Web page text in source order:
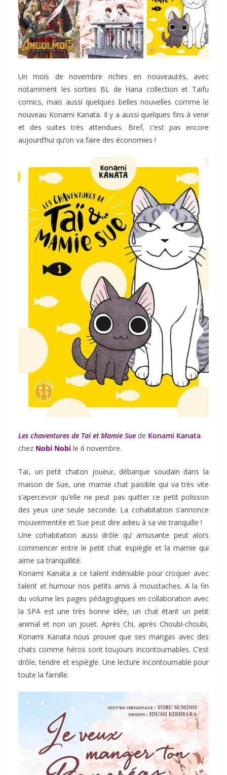
Un mois de novembre riches en nouveautés, avec
notamment les sorties BL de Hana collection et Taifu
comics, mais aussi quelques belles nouvelles comme le
nouveau Konami Kanata. Il y a aussi quelques fins à venir
et des suites très attendues. Bref, c’est pas encore
aujourd’hui qu’on va faire des économies !
Les chaventures de Taï et Mamie Sue de Konami Kanata
chez Nobi Nobi le 6 novembre.
Taï, un petit chaton joueur, débarque soudain dans la
maison de Sue, une mamie chat paisible qui va très vite
s’apercevoir qu’elle ne peut pas quitter ce petit polisson
des yeux une seule seconde. La cohabitation s’annonce
mouvementée et Sue peut dire adieu à sa vie tranquille !
Une cohabitation aussi drôle qu’ amusante peut alors
commencer entre le petit chat espiègle et la mamie qui
aime sa tranquillité.
Konami Kanata a ce talent indéniable pour croquer avec
talent et humour nos petits amis à moustaches. A la fin
du volume les pages pédagogiques en collaboration avec
la SPA est une très bonne idée, un chat étant un petit
animal et non un jouet. Après Chi, après Choubi-choubi,
Konami Kanata nous prouve que ses mangas avec des
chats comme héros sont toujours incontournables. C’est
drôle, tendre et espiègle. Une lecture incontournable pour
toute la famille.